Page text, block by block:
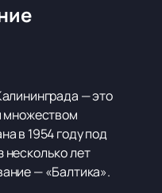
— это
множеством
в 1954 году под
лет
— «Балтика».